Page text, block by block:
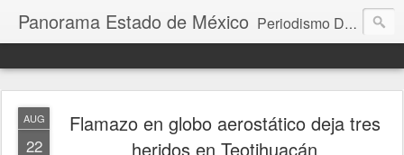
Panorama Estado de México Periodismo Digital
AUG
22
Flamazo en globo aerostático deja tres
heridos en Teotihuacán